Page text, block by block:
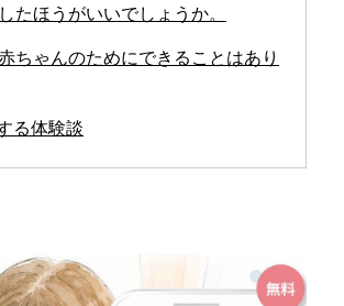
ほうがいいでしょうか。
ちゃんのためにできることはあり
る体験談